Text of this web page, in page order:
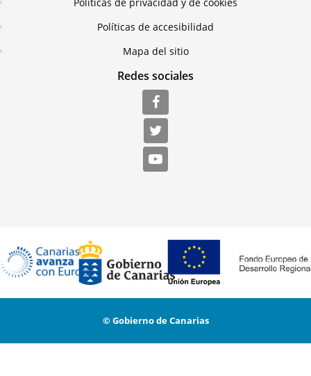
Políticas de accesibilidad
Mapa del sitio
Redes sociales
© Gobierno de Canarias